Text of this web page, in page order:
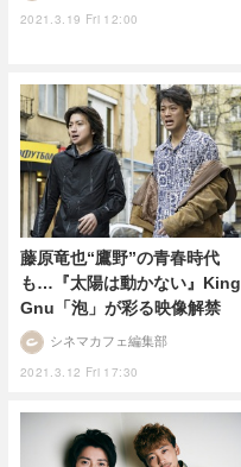
2021.3.19 Fri 12:00
藤原竜也“鷹野”の青春時代
も…『太陽は動かない』King
Gnu「泡」が彩る映像解禁
2021.3.12 Fri 17:30
シネマカフェ編集部